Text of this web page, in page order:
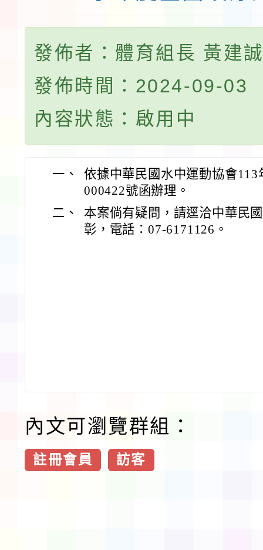
發佈者：體育組長 黃建
發佈時間：2024-09-03
內容狀態：啟用中
一、
依據中華民國水中運動協會
000422號函辦理。
二、
本案倘有疑問，請逕洽中華民
彰，電話：07-6171126。
內文可瀏覽群組：
註冊會員 訪客